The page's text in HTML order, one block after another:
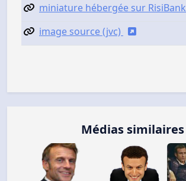
miniature hébergée sur RisiBank
image source (jvc)
Médias similaires